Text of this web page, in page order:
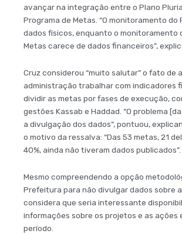
avançar na integração entre o Plano
Programa de Metas. “O monitoramento do
dados físicos, enquanto o monitoramento
Metas carece de dados financeiros”,
Cruz considerou “muito salutar” o fato de
administração trabalhar com indicadores
dividir as metas por fases de execução,
gestões Kassab e Haddad. “O problema
a divulgação dos dados”, pontuou,
o motivo da ressalva: “Das 53 metas, 21
40%, ainda não tiveram dados publicados”.
Mesmo compreendendo a opção
Prefeitura para não divulgar dados sobre
considera que seria interessante
informações sobre os projetos e as ações
período.